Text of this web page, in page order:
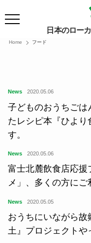
日本のロー
Home フード
News 2020.05.06
子どものおうちごは
たレシピ本『ひよ
す。
News 2020.05.06
富士北麓飲食店応
メ」、多くの方にご
News 2020.05.05
おうちにいながら
土』プロジェクトや